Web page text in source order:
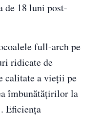
de 18 luni post-
full-arch pe
ridicate de
calitate a vieții pe
îmbunătățirilor la
Eficiența